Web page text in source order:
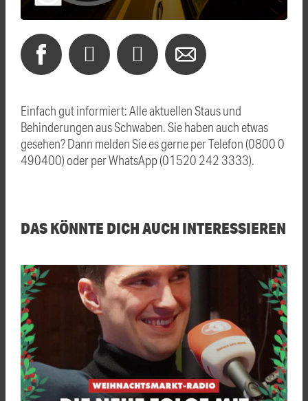
Einfach gut informiert: Alle aktuellen Staus und
Behinderungen aus Schwaben. Sie haben auch etwas
gesehen? Dann melden Sie es gerne per Telefon (0800 0
490400) oder per WhatsApp (01520 242 3333).
DAS KÖNNTE DICH AUCH INTERESSIEREN